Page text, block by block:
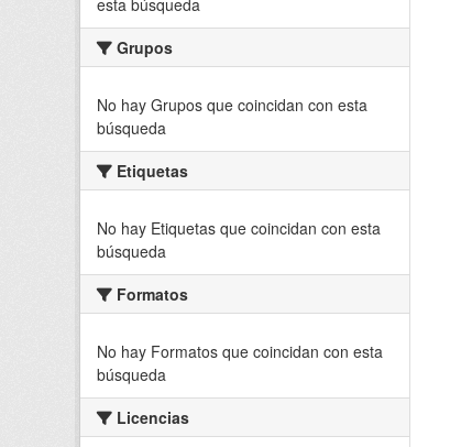
esta búsqueda
Grupos
No hay Grupos que coincidan con esta
búsqueda
Etiquetas
No hay Etiquetas que coincidan con esta
búsqueda
Formatos
No hay Formatos que coincidan con esta
búsqueda
Licencias